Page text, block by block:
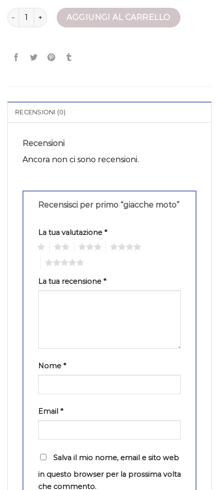
giacche moto quantitàAGGIUNGI AL CARRELLO
RECENSIONI (0)
Recensioni
Ancora non ci sono recensioni.
Recensisci per primo “giacche moto”
La tua valutazione *
La tua recensione *
Nome *
Email *
Salva il mio nome, email e sito web
in questo browser per la prossima volta
che commento.